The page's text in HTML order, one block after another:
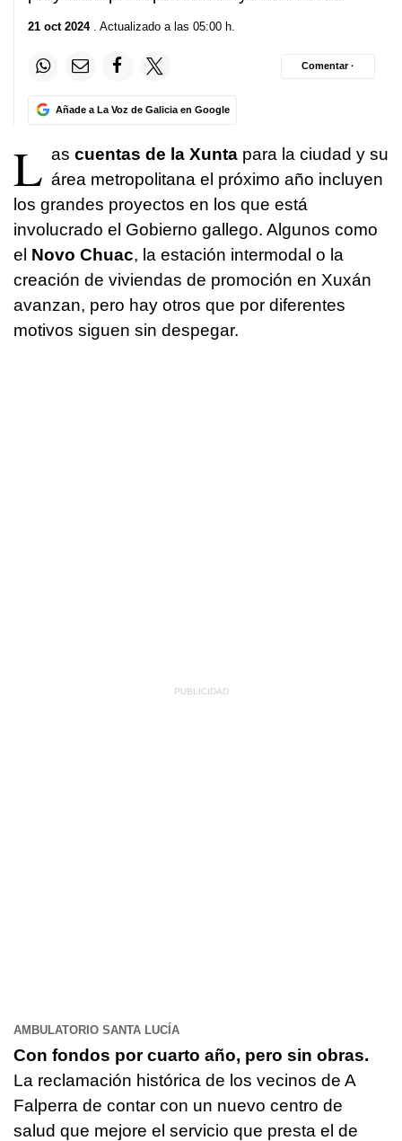
21 oct 2024. Actualizado a las 05:00 h.
Añade a La Voz de Galicia en Google
Comentar ·
L as cuentas de la Xunta para la ciudad y su
área metropolitana el próximo año incluyen
los grandes proyectos en los que está
involucrado el Gobierno gallego. Algunos como
el Novo Chuac, la estación intermodal o la
creación de viviendas de promoción en Xuxán
avanzan, pero hay otros que por diferentes
motivos siguen sin despegar.
AMBULATORIO SANTA LUCÍA
Con fondos por cuarto año, pero sin obras.
La reclamación histórica de los vecinos de A
Falperra de contar con un nuevo centro de
salud que mejore el servicio que presta el de